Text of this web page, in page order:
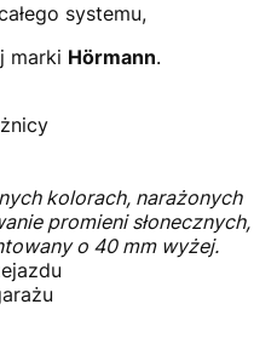
systemu,
marki Hörmann.
kolorach, narażonych
promieni słonecznych,
o 40 mm wyżej.